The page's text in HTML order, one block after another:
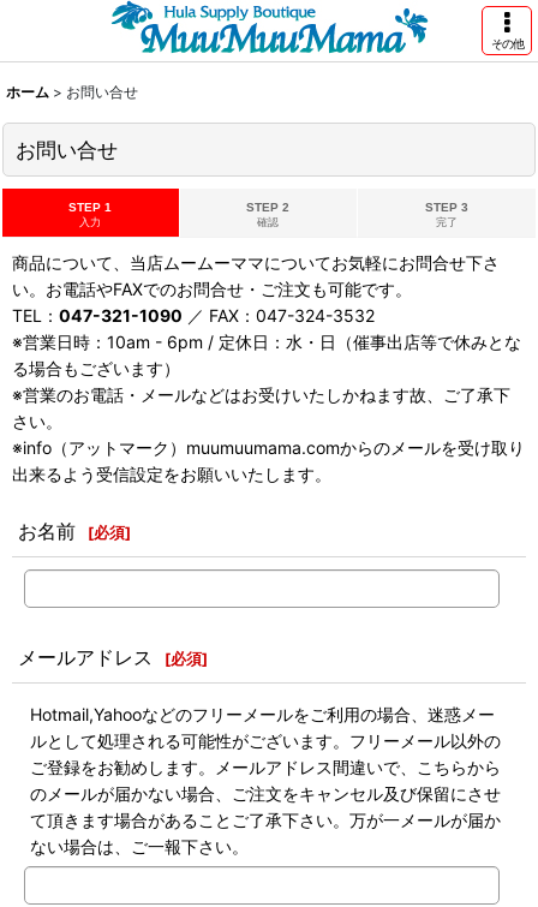
その他
ホーム > お問い合せ
お問い合せ
STEP 1
入力
STEP 2
確認
STEP 3
完了
商品について、当店ムームーママについてお気軽にお問合せ下さ
い。お電話やFAXでのお問合せ・ご注文も可能です。
TEL： 047-321-1090 ／ FAX：047-324-3532
※営業日時：10am - 6pm / 定休日：水・日（催事出店等で休みとな
る場合もございます）
※営業のお電話・メールなどはお受けいたしかねます故、ご了承下
さい。
※info（アットマーク）muumuumama.comからのメールを受け取り
出来るよう受信設定をお願いいたします。
お名前 [必須]
メールアドレス [必須]
Hotmail,Yahooなどのフリーメールをご利用の場合、迷惑メー
ルとして処理される可能性がございます。フリーメール以外の
ご登録をお勧めします。メールアドレス間違いで、こちらから
のメールが届かない場合、ご注文をキャンセル及び保留にさせ
て頂きます場合があることご了承下さい。万が一メールが届か
ない場合は、ご一報下さい。